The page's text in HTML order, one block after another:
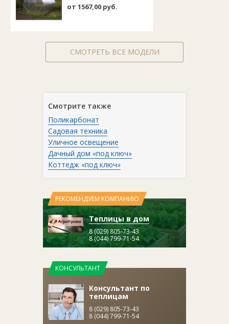
от 1567,00 руб.
СМОТРЕТЬ ВСЕ МОДЕЛИ
Смотрите также
Поликарбонат
Садовая техника
Уличное освещение
Дачный дом «под ключ»
Коттедж «под ключ»
РЕКОМЕНДУЕМ КОМПАНИЮ
Теплицы в дом
8 (029) 805-73-43
8 (044) 799-71-54
КОНСУЛЬТАНТ
Консультант по
теплицам
8 (029) 805-73-43
8 (044) 799-71-54